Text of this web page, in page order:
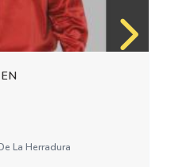
La Herradura